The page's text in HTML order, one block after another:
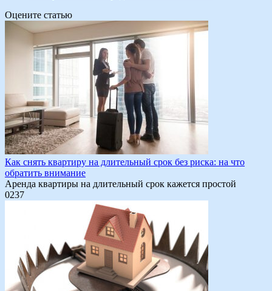
Оцените статью
Как снять квартиру на длительный срок без риска: на что
обратить внимание
Аренда квартиры на длительный срок кажется простой
0237